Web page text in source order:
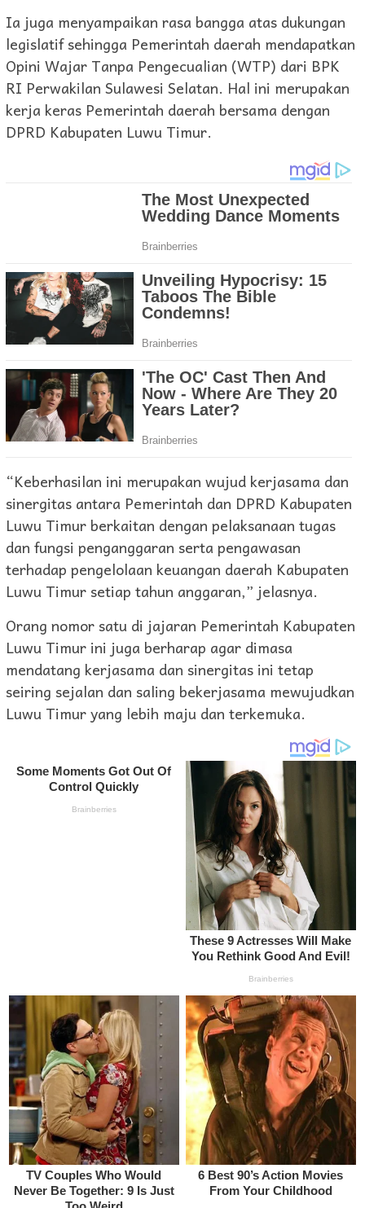
Ia juga menyampaikan rasa bangga atas dukungan
legislatif sehingga Pemerintah daerah mendapatkan
Opini Wajar Tanpa Pengecualian (WTP) dari BPK
RI Perwakilan Sulawesi Selatan. Hal ini merupakan
kerja keras Pemerintah daerah bersama dengan
DPRD Kabupaten Luwu Timur.
“Keberhasilan ini merupakan wujud kerjasama dan
sinergitas antara Pemerintah dan DPRD Kabupaten
Luwu Timur berkaitan dengan pelaksanaan tugas
dan fungsi penganggaran serta pengawasan
terhadap pengelolaan keuangan daerah Kabupaten
Luwu Timur setiap tahun anggaran,” jelasnya.
Orang nomor satu di jajaran Pemerintah Kabupaten
Luwu Timur ini juga berharap agar dimasa
mendatang kerjasama dan sinergitas ini tetap
seiring sejalan dan saling bekerjasama mewujudkan
Luwu Timur yang lebih maju dan terkemuka.